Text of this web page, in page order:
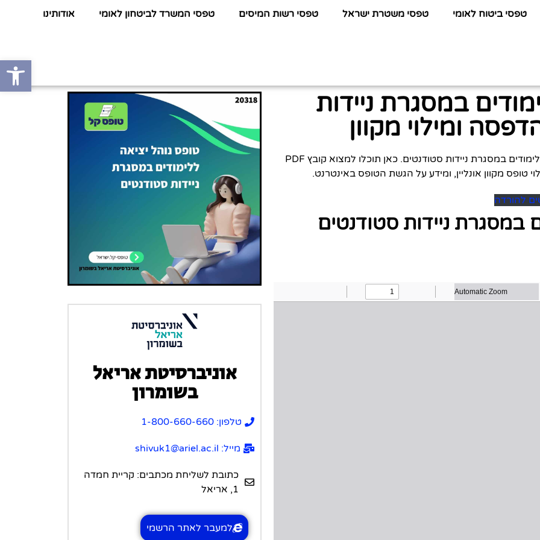
טפסי ביטוח לאומי טפסי משטרת ישראל טפסי רשות המיסים טפסי המשרד לביטחון לאומי אודותינו
במסגרת ניידות
ומילוי מקוון
לפניכם כל המידע שתחפשו על טופס נוהל יציאה ללימודים במסגרת ניידות סטודנטים. כאן תוכלו למצוא קובץ PDF
טופס מקוון אונליין, ומידע על הגשת הטופס באינטרנט.
להורדה
במסגרת ניידות סטודנטים
אוניברסיטת אריאל
בשומרון
טלפון: 1-800-660-660
מייל: shivuk1@ariel.ac.il
כתובת לשליחת מכתבים: קריית חמדה
1, אריאל
למעבר לאתר הרשמי
פתח